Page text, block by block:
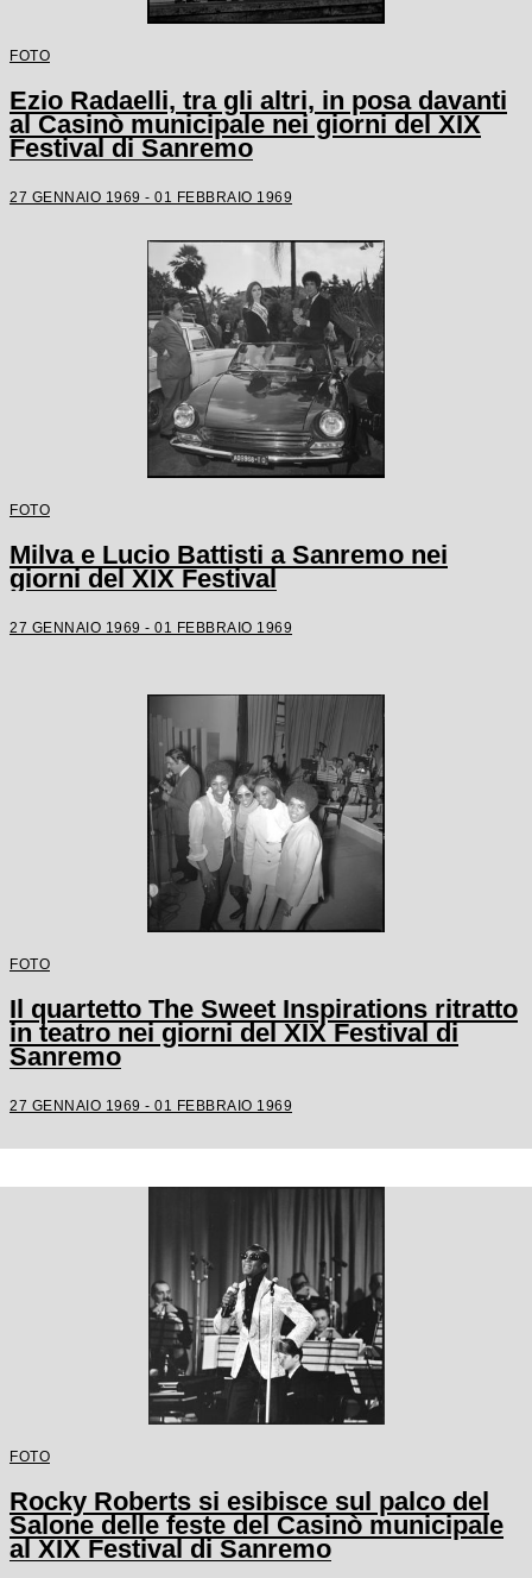
FOTO
Ezio Radaelli, tra gli altri, in posa davanti
al Casinò municipale nei giorni del XIX
Festival di Sanremo
27 GENNAIO 1969 - 01 FEBBRAIO 1969
FOTO
Milva e Lucio Battisti a Sanremo nei
giorni del XIX Festival
27 GENNAIO 1969 - 01 FEBBRAIO 1969
FOTO
Il quartetto The Sweet Inspirations ritratto
in teatro nei giorni del XIX Festival di
Sanremo
27 GENNAIO 1969 - 01 FEBBRAIO 1969
FOTO
Rocky Roberts si esibisce sul palco del
Salone delle feste del Casinò municipale
al XIX Festival di Sanremo